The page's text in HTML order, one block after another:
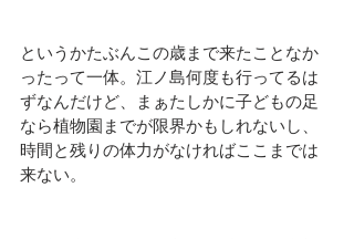
というかたぶんこの歳まで来たことなか
ったって一体。江ノ島何度も行ってるは
ずなんだけど、まぁたしかに子どもの足
なら植物園までが限界かもしれないし、
時間と残りの体力がなければここまでは
来ない。